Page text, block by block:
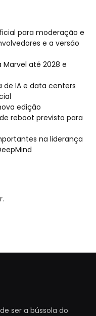
para moderação e
e a versão
até 2028 e
de IA e data centers
edição
reboot previsto para
na liderança
ser a bússola do